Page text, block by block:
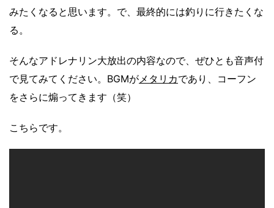
みたくなると思います。で、最終的には釣りに行きたくな
る。
そんなアドレナリン大放出の内容なので、ぜひとも音声付
で見てみてください。BGMが メタリカであり、コーフン
をさらに煽ってきます（笑）
こちらです。